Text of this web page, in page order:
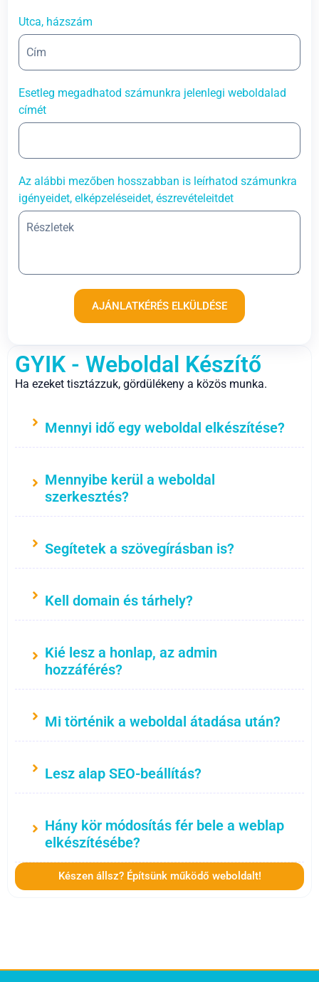
GYIK - Weboldal Készítő
Ha ezeket tisztázzuk, gördülékeny a közös munka.
Mennyi idő egy weboldal elkészítése?
Mennyibe kerül a weboldal
szerkesztés?
Segítetek a szövegírásban is?
Kell domain és tárhely?
Kié lesz a honlap, az admin
hozzáférés?
Mi történik a weboldal átadása után?
Lesz alap SEO-beállítás?
Hány kör módosítás fér bele a weblap
elkészítésébe?
Készen állsz? Építsünk működő weboldalt!
Utca, házszám
Esetleg megadhatod számunkra jelenlegi weboldalad
címét
Az alábbi mezőben hosszabban is leírhatod számunkra
igényeidet, elképzeléseidet, észrevételeitdet
AJÁNLATKÉRÉS ELKÜLDÉSE